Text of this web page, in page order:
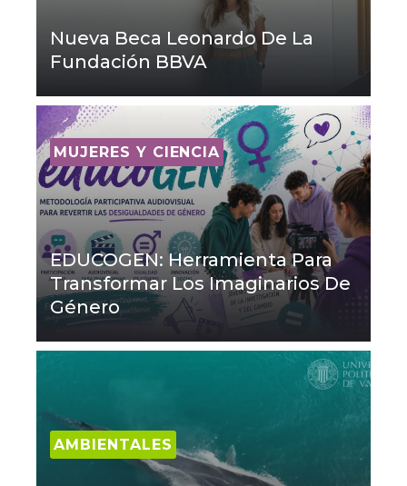
Nueva Beca Leonardo De La
Fundación BBVA
MUJERES Y CIENCIA
EDUCOGEN: Herramienta Para
Transformar Los Imaginarios De
Género
AMBIENTALES